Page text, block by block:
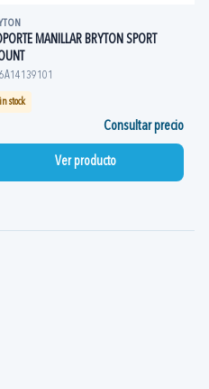
MANILLAR BRYTON SPORT
stock
Consultar precio
Ver producto